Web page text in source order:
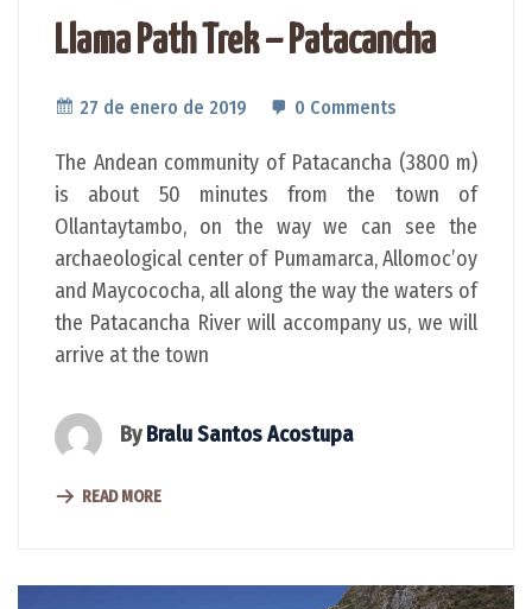
Llama Path Trek – Patacancha
27 de enero de 2019 0 Comments
The Andean community of Patacancha (3800 m)
is about 50 minutes from the town of
Ollantaytambo, on the way we can see the
archaeological center of Pumamarca, Allomoc’oy
and Maycococha, all along the way the waters of
the Patacancha River will accompany us, we will
arrive at the town
ByBralu Santos Acostupa
READ MORE